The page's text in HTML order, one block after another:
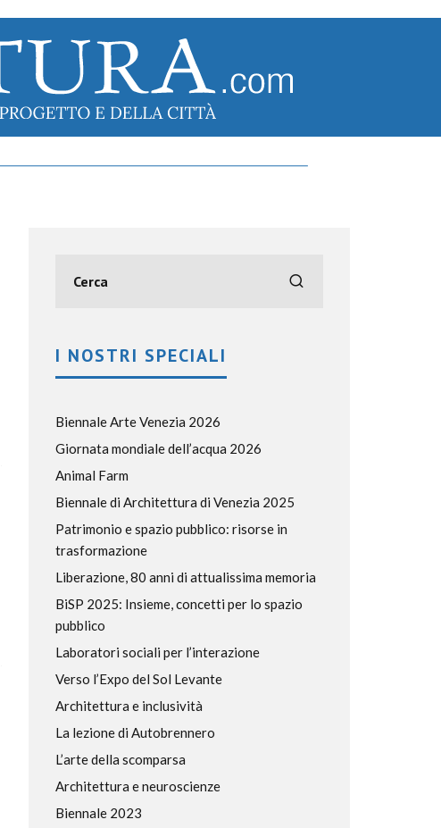
I NOSTRI SPECIALI
Biennale Arte Venezia 2026
Giornata mondiale dell’acqua 2026
Animal Farm
Biennale di Architettura di Venezia 2025
Patrimonio e spazio pubblico: risorse in
trasformazione
Liberazione, 80 anni di attualissima memoria
BiSP 2025: Insieme, concetti per lo spazio
pubblico
Laboratori sociali per l’interazione
Verso l’Expo del Sol Levante
Architettura e inclusività
La lezione di Autobrennero
L’arte della scomparsa
Architettura e neuroscienze
Biennale 2023